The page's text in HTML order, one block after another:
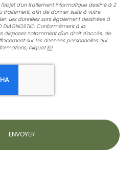
d’un traitement informatique destiné à2
traitement, afin de donner suite à votre
Les données sont également destinées à
Conformément à la
disposez notamment d'un droit d'accès, de
sur les données personnelles qui
cliquezici.